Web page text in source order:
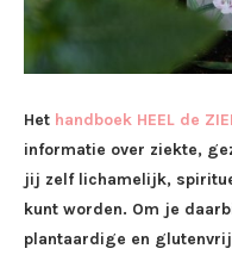
Het handboek HEEL de
informatie over ziekte,
jij zelf lichamelijk,
kunt worden. Om je
plantaardige en